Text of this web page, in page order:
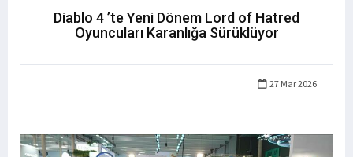
Diablo 4 ’te Yeni Dönem Lord of Hatred
Oyuncuları Karanlığa Sürüklüyor
27 Mar 2026